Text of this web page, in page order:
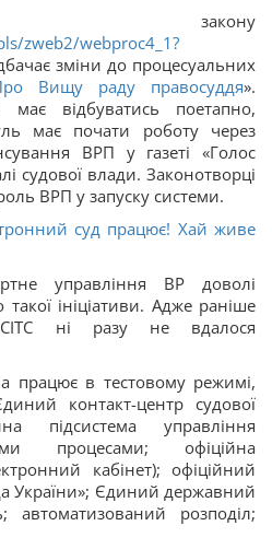
закону
zweb2/webproc4_1?
зміни до процесуальних
Вищу раду правосуддя».
має відбуватись поетапно,
має почати роботу через
ВРП у газеті «Голос
судової влади. Законотворці
ВРП у запуску системи.
суд працює! Хай живе
управління ВР доволі
ініціативи. Адже раніше
ні разу не вдалося
працює в тестовому режимі,
контакт-центр судової
підсистема управління
процесами; офіційна
кабінет); офіційний
України»; Єдиний державний
автоматизований розподіл;